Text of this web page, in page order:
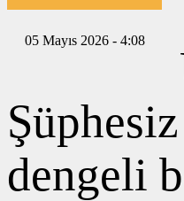
05 Mayıs 2026 - 4:08
dengeli